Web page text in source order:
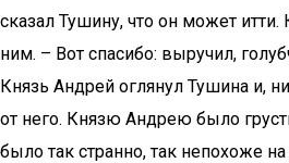
сказал Тушину, что он может
ним. – Вот спасибо: выручил,
Князь Андрей оглянул Тушина и,
от него. Князю Андрею было
было так странно, так непохоже на